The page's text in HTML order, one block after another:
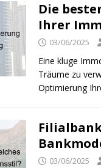
Die
Ihrer
03/06/2025
Eine kluge
Träume zu
Optimierung
03/06/2025